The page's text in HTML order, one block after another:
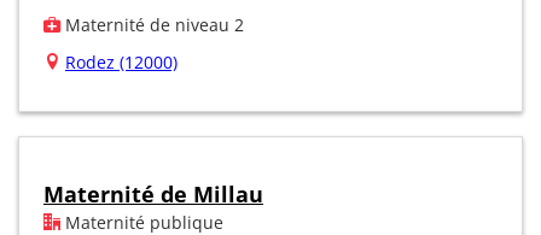
Maternité de niveau 2
Rodez (12000)
Maternité de Millau
Maternité publique